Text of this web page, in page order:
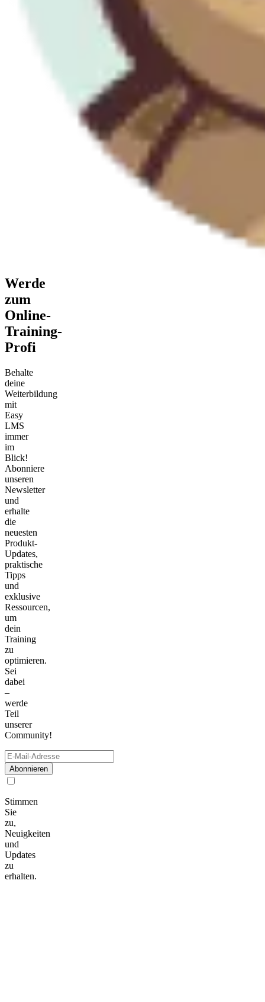
Werde
zum
Online-
Training-
Profi
Behalte
deine
Weiterbildung
mit
Easy
LMS
immer
im
Blick!
Abonniere
unseren
Newsletter
und
erhalte
die
neuesten
Produkt-
Updates,
praktische
Tipps
und
exklusive
Ressourcen,
um
dein
Training
zu
optimieren.
Sei
dabei
–
werde
Teil
unserer
Community!
Abonnieren
Stimmen
Sie
zu,
Neuigkeiten
und
Updates
zu
erhalten.